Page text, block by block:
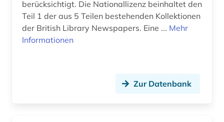
bericht (2)
berlin (17)
berücksichtigt. Die Nationallizenz beinhaltet den
Teil 1 der aus 5 Teilen bestehenden Kollektionen
der British Library Newspapers. Eine ... Mehr
Informationen
Zur Datenbank